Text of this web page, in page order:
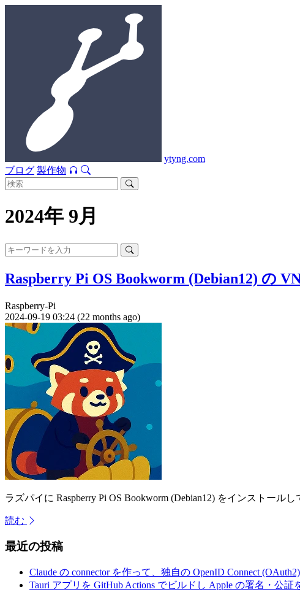
ytyng.com
ブログ 製作物
2024年 9月
Raspberry Pi OS Bookworm (Debian12) の
Raspberry-Pi
2024-09-19 03:24 (22 months ago)
ラズパイに Raspberry Pi OS Bookworm (Debian12) をインストール
読む
最近の投稿
Claude の connector を作って、独自の OpenID Connect
Tauri アプリを GitHub Actions でビルドし Apple の署名・公証